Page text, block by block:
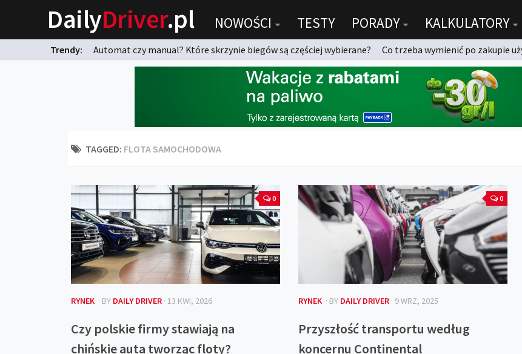
DailyDriver.pl NOWOŚCI TESTY PORADY KALKULATORY
Trendy: Automat czy manual? Które skrzynie biegów są częściej wybierane? Co trzeba wymienić po zakupie
TAGGED: FLOTA SAMOCHODOWA
0
RYNEK · BY DAILY DRIVER · 13 KWI, 2026
Czy polskie firmy stawiają na
chińskie auta tworząc floty?
0
RYNEK · BY DAILY DRIVER · 9 WRZ, 2025
Przyszłość transportu według
koncernu Continental